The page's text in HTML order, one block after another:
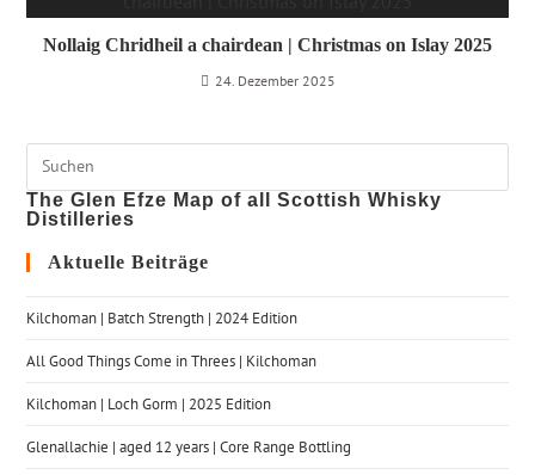
Nollaig Chridheil a chairdean | Christmas on Islay 2025
24. Dezember 2025
The Glen Efze Map of all Scottish Whisky
Distilleries
Aktuelle Beiträge
Kilchoman | Batch Strength | 2024 Edition
All Good Things Come in Threes | Kilchoman
Kilchoman | Loch Gorm​ | 2025 Edition
Glenallachie | aged 12 years | Core Range Bottling